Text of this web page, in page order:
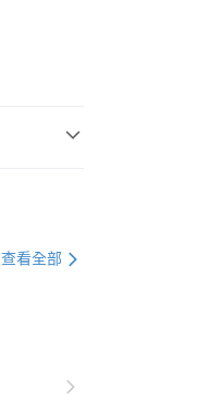
查看全部